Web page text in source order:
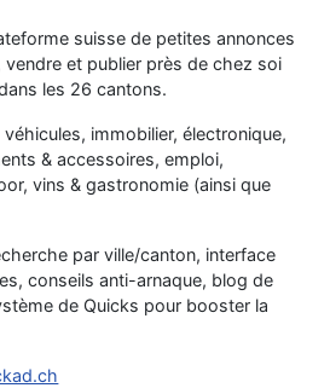
suisse de petites annonces
et publier près de chez soi
les 26 cantons.
immobilier, électronique,
& accessoires, emploi,
vins & gastronomie (ainsi que
par ville/canton, interface
conseils anti-arnaque, blog de
de Quicks pour booster la